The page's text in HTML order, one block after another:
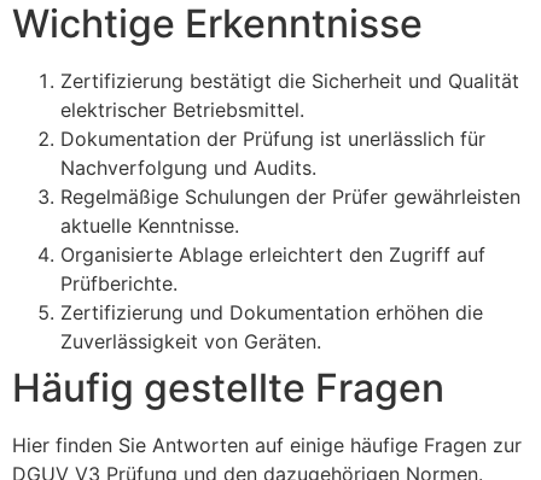
Wichtige Erkenntnisse
Zertifizierung bestätigt die Sicherheit und Qualität
elektrischer Betriebsmittel.
Dokumentation der Prüfung ist unerlässlich für
Nachverfolgung und Audits.
Regelmäßige Schulungen der Prüfer gewährleisten
aktuelle Kenntnisse.
Organisierte Ablage erleichtert den Zugriff auf
Prüfberichte.
Zertifizierung und Dokumentation erhöhen die
Zuverlässigkeit von Geräten.
Häufig gestellte Fragen
Hier finden Sie Antworten auf einige häufige Fragen zur
DGUV V3 Prüfung und den dazugehörigen Normen.